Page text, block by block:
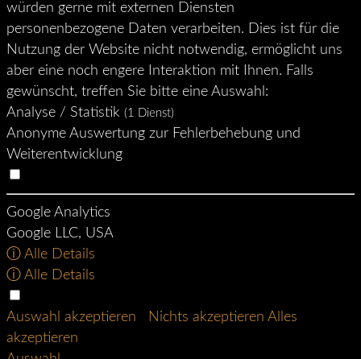
würden gerne mit externen Diensten
personenbezogene Daten verarbeiten. Dies ist für die
Nutzung der Website nicht notwendig, ermöglicht uns
aber eine noch engere Interaktion mit Ihnen. Falls
gewünscht, treffen Sie bitte eine Auswahl:
Analyse / Statistik (1 Dienst)
Anonyme Auswertung zur Fehlerbehebung und
Weiterentwicklung
Google Analytics
Google LLC, USA
ⓘ Alle Details
ⓘ Alle Details
Auswahl akzeptieren Nichts akzeptieren Alles
akzeptieren